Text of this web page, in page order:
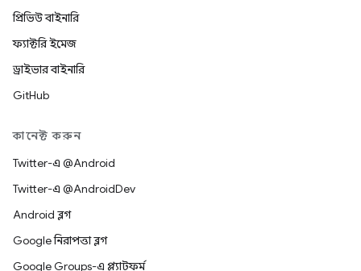
প্রিভিউ বাইনারি
ফ্যাক্টরি ইমেজ
ড্রাইভার বাইনারি
GitHub
কানেক্ট করুন
Twitter-এ @Android
Twitter-এ @AndroidDev
Android ব্লগ
Google নিরাপত্তা ব্লগ
Google Groups-এ প্ল্যাটফর্ম